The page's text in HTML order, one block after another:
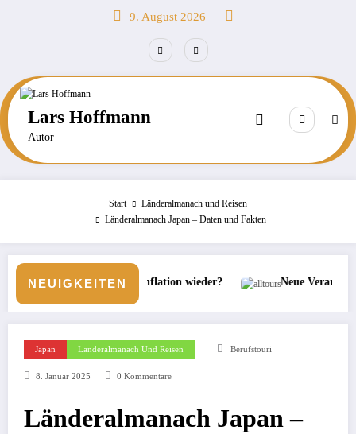
9. August 2026
Lars Hoffmann
Autor
Start
Länderalmanach und Reisen
Länderalmanach Japan – Daten und Fakten
NEUIGKEITEN
Inflation wieder? Neue Veranstaltermarke bei alltours
Japan Länderalmanach Und Reisen Berufstouri
8. Januar 2025 0 Kommentare
Länderalmanach Japan –